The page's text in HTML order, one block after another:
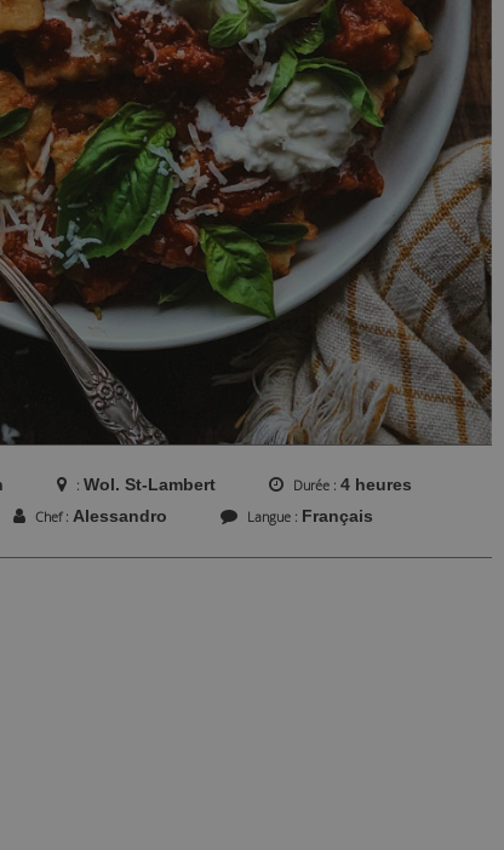
Wol. St-Lambert Durée
4 heures
Chef Alessandro Langue Français